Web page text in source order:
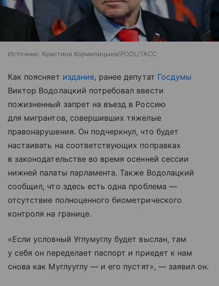
Источник: Кристина Кормилицына/POOL/ТАСС
Как поясняет издание, ранее депутат Госдумы
Виктор Водолацкий потребовал ввести
пожизненный запрет на въезд в Россию
для мигрантов, совершивших тяжелые
правонарушения. Он подчеркнул, что будет
настаивать на соответствующих поправках
в законодательстве во время осенней сессии
нижней палаты парламента. Также Водолацкий
сообщил, что здесь есть одна проблема —
отсутствие полноценного биометрического
контроля на границе.
«Если условный Углумуглу будет выслан, там
у себя он переделает паспорт и приедет к нам
снова как Муглууглу — и его пустят», — заявил он.